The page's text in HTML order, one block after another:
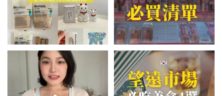
💭留言「美背」傳🔗給你！
🏷️#吉推韓國 🇰🇷
...
49 20
\🇰🇷韓國望遠市場4家必吃美食
😋/
💭留言「望遠市場」傳地址給你
350 59